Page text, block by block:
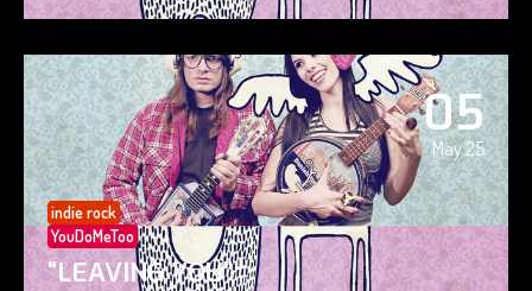
05
May 25
indie rock
YouDoMeToo
“LEAVING YOU”